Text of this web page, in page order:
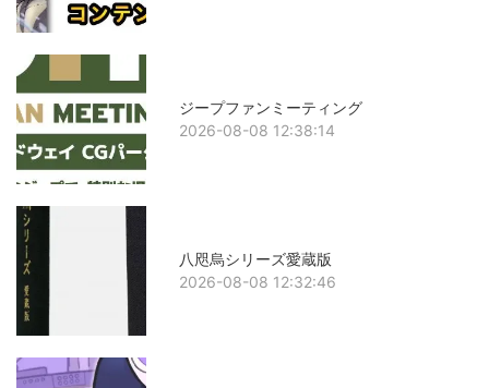
ジープファンミーティング
2026-08-08 12:38:14
八咫烏シリーズ愛蔵版
2026-08-08 12:32:46